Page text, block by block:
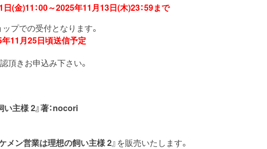
(金)11：00～2025年11月13日(木)23：59まで
プでの受付となります。
11月25日頃送信予定
頂きお申込み下さい。
主様 2』著：nocori
メン営業は理想の飼い主様 2』を販売いたします。